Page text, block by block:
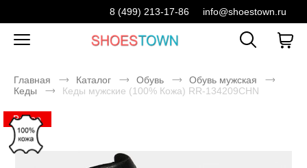
8 (499) 213-17-86 info@shoestown.ru
Главная Каталог Обувь
Обувь мужская
Кеды
Кеды мужские (100% Кожа) RR-134209CHN